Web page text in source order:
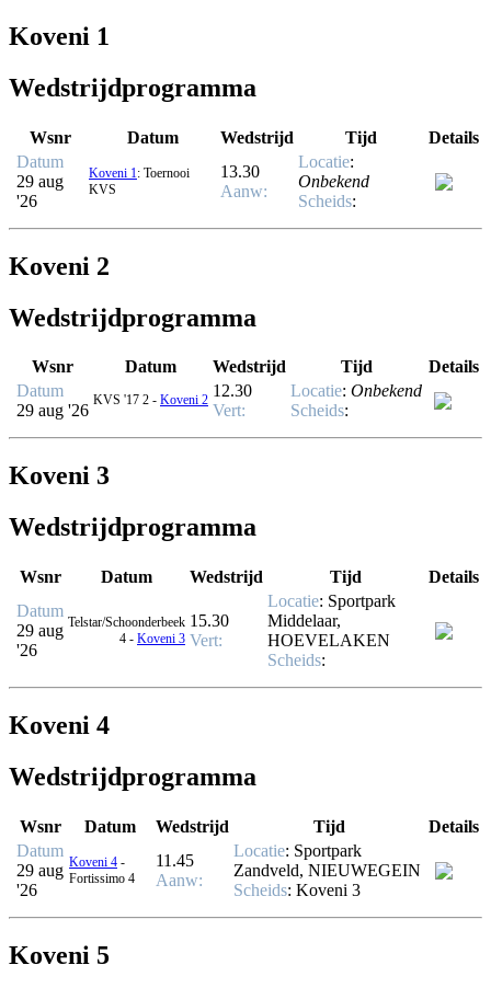
Koveni 1
Wedstrijdprogramma
Wsnr Datum Wedstrijd Tijd
Details
Datum
29 aug
'26
Koveni 1 : Toernooi
KVS
13.30
Aanw:
Locatie:
Onbekend
Scheids:
Koveni 2
Wedstrijdprogramma
Wsnr Datum Wedstrijd Tijd
Details
Datum
29 aug '26
KVS '17 2 - Koveni 2 12.30
Vert:
Locatie: Onbekend
Scheids:
Koveni 3
Wedstrijdprogramma
Wsnr Datum Wedstrijd Tijd
Details
Datum
29 aug
'26
Telstar/Schoonderbeek
4 - Koveni 3
15.30
Vert:
Locatie: Sportpark
Middelaar,
HOEVELAKEN
Scheids:
Koveni 4
Wedstrijdprogramma
Wsnr Datum Wedstrijd Tijd
Details
Datum
29 aug
'26
Koveni 4 -
Fortissimo 4
11.45
Aanw:
Locatie: Sportpark
Zandveld, NIEUWEGEIN
Scheids: Koveni 3
Koveni 5